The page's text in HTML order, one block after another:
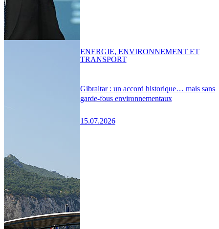
Gibraltar : un accord historique… mais sans
garde-fous environnementaux
15.07.2026
ENERGIE, ENVIRONNEMENT ET
TRANSPORT